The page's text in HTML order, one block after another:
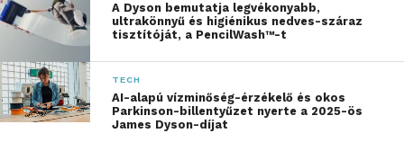
A Dyson bemutatja legvékonyabb,
ultrakönnyű és higiénikus nedves-száraz
tisztítóját, a PencilWash™-t
TECH
AI-alapú vízminőség-érzékelő és okos
Parkinson-billentyűzet nyerte a 2025-ös
James Dyson-díjat